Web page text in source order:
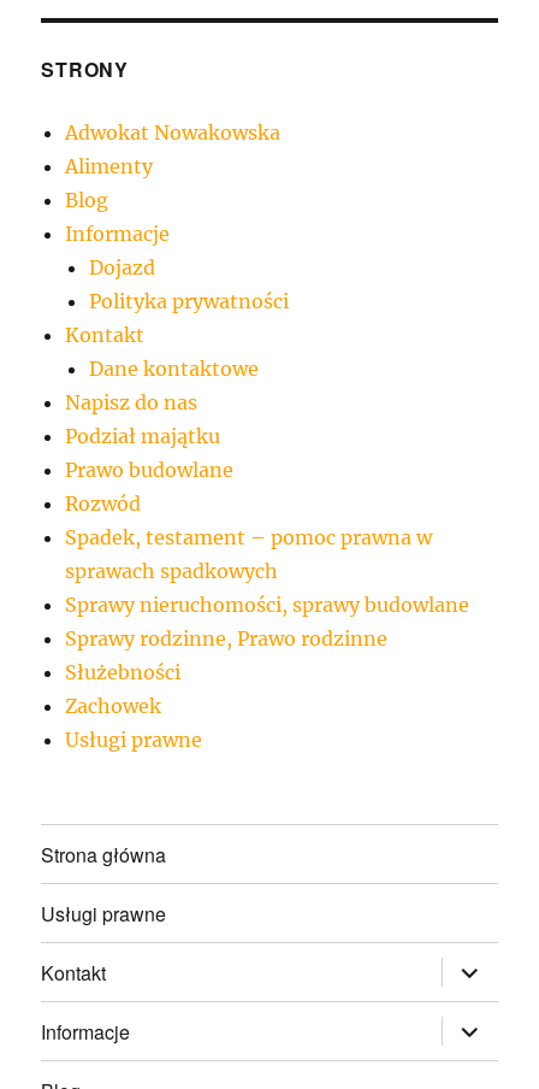
STRONY
Adwokat Nowakowska
Alimenty
Blog
Informacje
Dojazd
Polityka prywatności
Kontakt
Dane kontaktowe
Napisz do nas
Podział majątku
Prawo budowlane
Rozwód
Spadek, testament – pomoc prawna w
sprawach spadkowych
Sprawy nieruchomości, sprawy budowlane
Sprawy rodzinne, Prawo rodzinne
Służebności
Zachowek
Usługi prawne
Strona główna
Usługi prawne
Kontakt rozwiń
menu
potomne
Informacje
rozwiń
menu
potomne